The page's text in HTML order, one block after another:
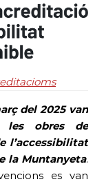
del 2025 van
les obres de
l’accessibilitat
la Muntanyeta.
es van